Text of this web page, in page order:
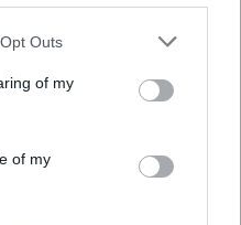
by us to third parties
uses one or more Google
information including but
You may click to
and its third-party tags to
Outs
of my
of my